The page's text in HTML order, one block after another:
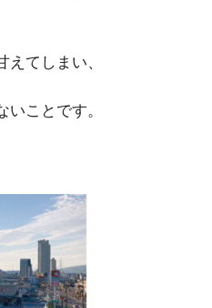
てしまい、
ことです。